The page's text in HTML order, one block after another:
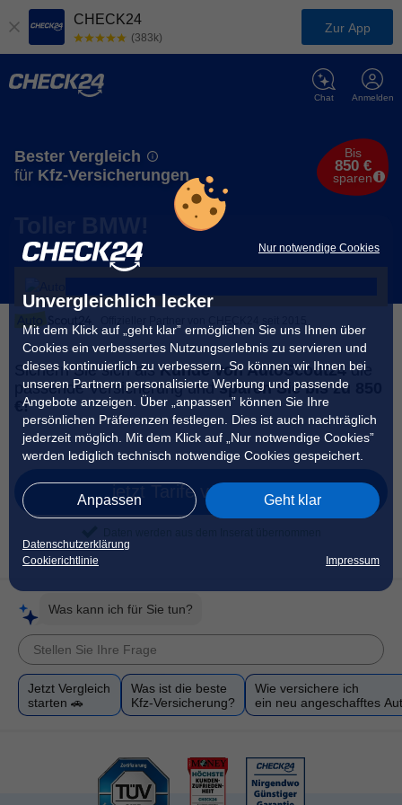
Nur notwendige Cookies
Unvergleichlich lecker
Mit dem Klick auf „geht klar” ermöglichen Sie uns Ihnen über
Cookies ein verbessertes Nutzungserlebnis zu servieren und
dieses kontinuierlich zu verbessern. So können wir Ihnen bei
unseren Partnern personalisierte Werbung und passende
Angebote anzeigen. Über „anpassen” können Sie Ihre
persönlichen Präferenzen festlegen. Dies ist auch nachträglich
jederzeit möglich. Mit dem Klick auf „Nur notwendige Cookies”
werden lediglich technisch notwendige Cookies gespeichert.
Anpassen Geht klar
Datenschutzerklärung
Cookierichtlinie
Impressum
CHECK24
(383k)
Zur App
Anmelden
Chat
Bester Vergleich
für Kfz-Versicherungen
Bis
850 €
sparen
Toller BMW!
Sichern Sie sich alsKunde von AutoScout24 die
passende Versicherung undsparen Sie bis zu 850
€!
jetzt Tarife vergleichen
Was kann ich für Sie tun?
Jetzt Vergleich
starten 🚗
Was ist die beste
Kfz-Versicherung?
Wie versichere ich
ein neu angeschafftes